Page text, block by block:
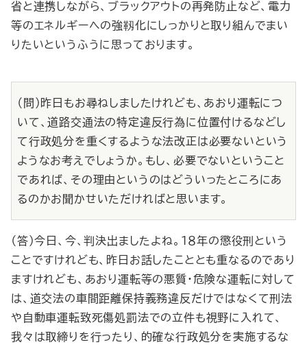
省と連携しながら、ブラックアウトの再発防止など、電力
等のエネルギーへの強靱化にしっかりと取り組んでまい
りたいというふうに思っております。
（問）昨日もお尋ねしましたけれども、あおり運転につ
いて、道路交通法の特定違反行為に位置付けるなどし
て行政処分を重くするような法改正は必要ないという
ようなお考えでしょうか。もし、必要でないということ
であれば、その理由というのはどういったところにあ
るのかお聞かせいただければと思います。
（答）今日、今、判決出ましたよね。１８年の懲役刑という
ことですけれども、昨日お話したこととも重なるのであり
ますけれども、あおり運転等の悪質・危険な運転に対して
は、道交法の車間距離保持義務違反だけではなくて刑法
や自動車運転致死傷処罰法での立件も視野に入れて、
我々は取締りを行ったり、的確な行政処分を実施するな